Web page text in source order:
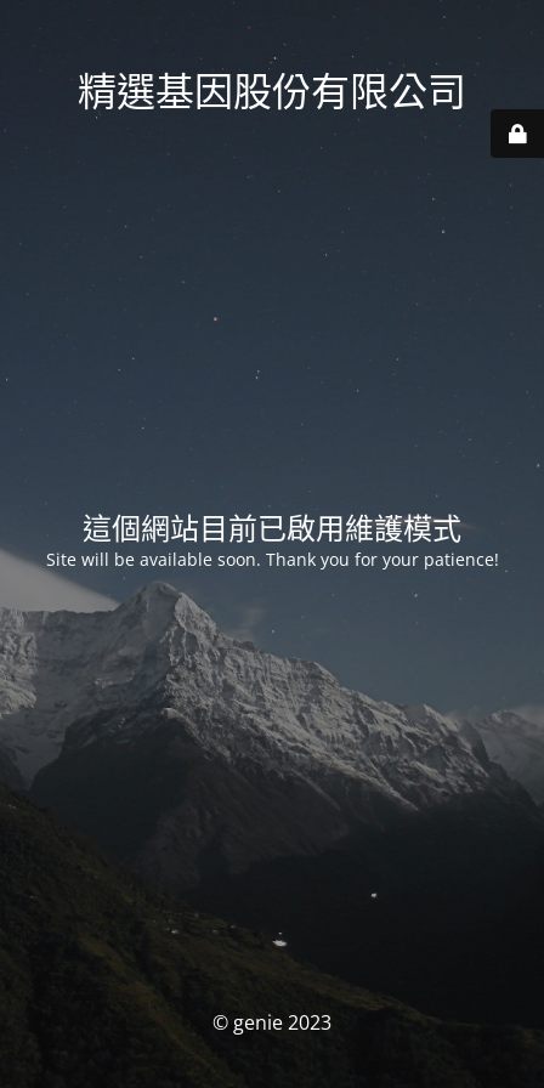
精選基因股份有限公司
這個網站目前已啟用維護模式
Site will be available soon. Thank you for your patience!
© genie 2023